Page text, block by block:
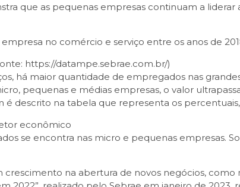
que as pequenas empresas continuam a
no comércio e serviço entre os anos de
https://datampe.sebrae.com.br/)
há maior quantidade de empregados nas
pequenas e médias empresas, o valor
descrito na tabela que representa os percentuais,
econômico
se encontra nas micro e pequenas empresas.
na abertura de novos negócios,